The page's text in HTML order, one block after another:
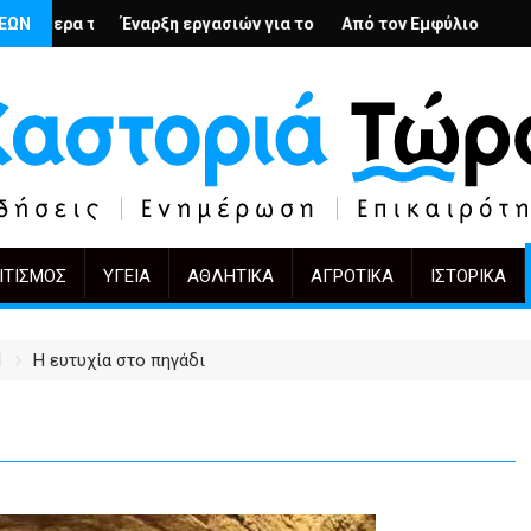
– Ο Άρμιν Βέγκνερ απέναντι στη λήθη
για το Κέντρο Ημέρας Ολικής Φροντίδας στην Καστοριά
Από τον Εμφύλιο στην Πόλωση: το ίδιο έργο,
KIFF 51: Η εικόνα
ΥΓΕΊΑ ΑΘΛΗΤΙΚΆ ΑΓΡΟΤΙΚΆ ΙΣΤΟΡΙΚΆ
Η ευτυχία στο πηγάδι